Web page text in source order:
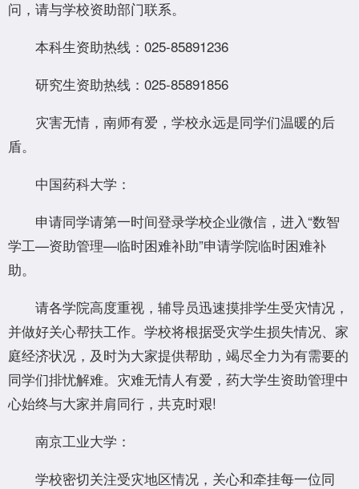
问，请与学校资助部门联系。
本科生资助热线：025-85891236
研究生资助热线：025-85891856
灾害无情，南师有爱，学校永远是同学们温暖的后
盾。
中国药科大学：
申请同学请第一时间登录学校企业微信，进入“数智
学工—资助管理—临时困难补助”申请学院临时困难补
助。
请各学院高度重视，辅导员迅速摸排学生受灾情况，
并做好关心帮扶工作。学校将根据受灾学生损失情况、家
庭经济状况，及时为大家提供帮助，竭尽全力为有需要的
同学们排忧解难。灾难无情人有爱，药大学生资助管理中
心始终与大家并肩同行，共克时艰!
南京工业大学：
学校密切关注受灾地区情况，关心和牵挂每一位同